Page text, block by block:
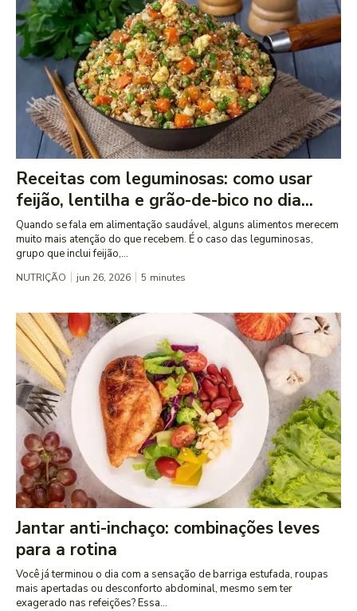
Receitas com leguminosas: como usar
feijão, lentilha e grão-de-bico no dia...
Quando se fala em alimentação saudável, alguns alimentos merecem
muito mais atenção do que recebem. É o caso das leguminosas,
grupo que inclui feijão,...
NUTRIÇÃO jun 26, 2026 5 minutes
Jantar anti-inchaço: combinações leves
para a rotina
Você já terminou o dia com a sensação de barriga estufada, roupas
mais apertadas ou desconforto abdominal, mesmo sem ter
exagerado nas refeições? Essa...